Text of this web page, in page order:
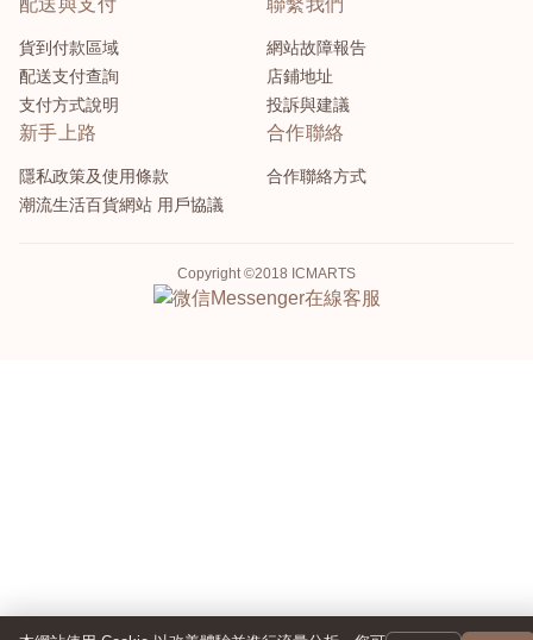
配送與支付
貨到付款區域
配送支付查詢
支付方式說明
聯繫我們
網站故障報告
店鋪地址
投訴與建議
新手上路
隱私政策及使用條款
潮流生活百貨網站 用戶協議
合作聯絡
合作聯絡方式
Copyright ©2018 ICMARTS
Messenger在線客服